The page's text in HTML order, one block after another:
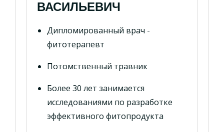
ВАСИЛЬЕВИЧ
Дипломированный врач -
фитотерапевт
Потомственный травник
Более 30 лет занимается
исследованиями по разработке
эффективного фитопродукта